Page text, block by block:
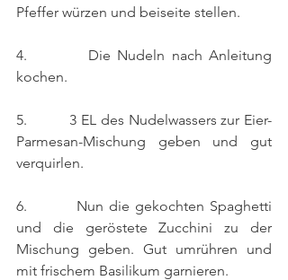
Pfeffer würzen und beiseite stellen.
4.         Die Nudeln nach Anleitung
kochen.
5.          3 EL des Nudelwassers zur Eier-
Parmesan-Mischung geben und gut
verquirlen.
6.         Nun die gekochten Spaghetti
und die geröstete Zucchini zu der
Mischung geben. Gut umrühren und
mit frischem Basilikum garnieren.